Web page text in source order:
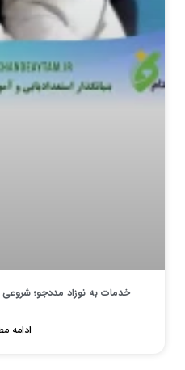
خدمات به نوزاد مددجو؛ شروعی
ادامه